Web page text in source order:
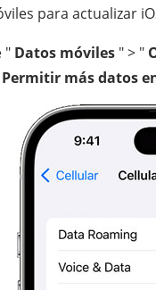
para actualizar
" Datos móviles " > "
Permitir más datos